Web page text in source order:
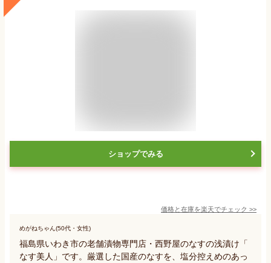
ショップでみる
価格と在庫を楽天でチェック >>
めがねちゃん(50代・女性)
福島県いわき市の老舗漬物専門店・西野屋のなすの浅漬け「
なす美人」です。厳選した国産のなすを、塩分控えめのあっ